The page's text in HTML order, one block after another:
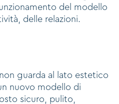
del modello
delle relazioni.
guarda al lato estetico
nuovo modello di
sicuro, pulito,